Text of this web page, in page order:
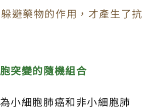
避藥物的作用，才產生了抗
突變的隨機組合
小細胞肺癌和非小細胞肺